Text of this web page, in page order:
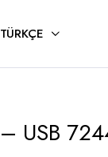
TÜRKÇE
USB